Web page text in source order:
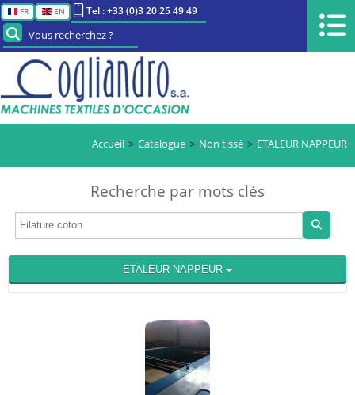
FR EN Tel : +33 (0)3 20 25 49 49
Vous recherchez ?
Accueil Catalogue Non tissé ETALEUR NAPPEUR
Recherche par mots clés
ETALEUR NAPPEUR